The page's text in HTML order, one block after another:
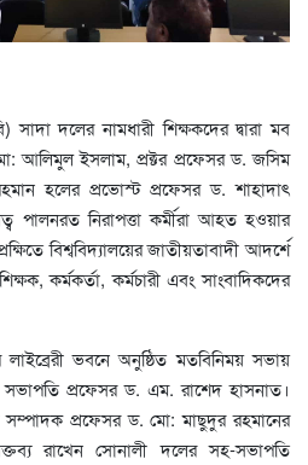
সাদা দলের নামধারী শিক্ষকদের দ্বারা মব
আলিমুল ইসলাম, প্রক্টর প্রফেসর ড. জসিম
হলের প্রভোস্ট প্রফেসর ড. শাহাদাৎ
পালনরত নিরাপত্তা কর্মীরা আহত হওয়ার
বিশ্ববিদ্যালয়ের জাতীয়তাবাদী আদর্শে
কর্মকর্তা, কর্মচারী এবং সাংবাদিকদের
লাইব্রেরী ভবনে অনুষ্ঠিত মতবিনিময় সভায়
প্রফেসর ড. এম. রাশেদ হাসনাত।
প্রফেসর ড. মো: মাছুদুর রহমানের
রাখেন সোনালী দলের সহ-সভাপতি